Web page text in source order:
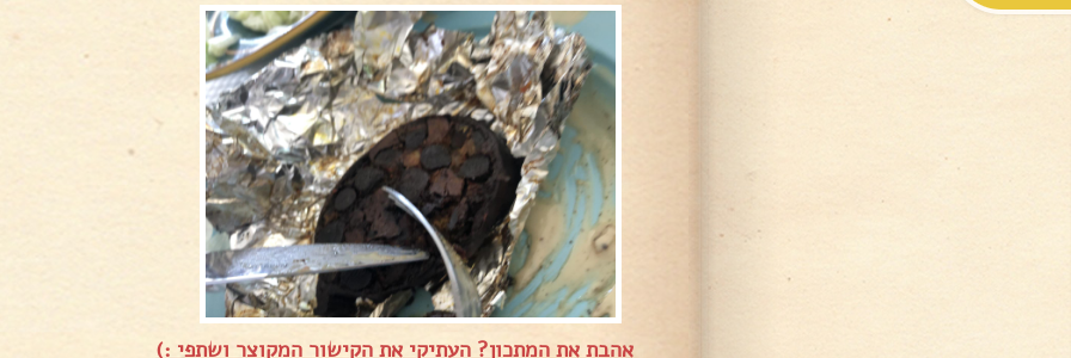
אהבת את המתכון? העתיקי את הקישור המקוצר ושתפי :)